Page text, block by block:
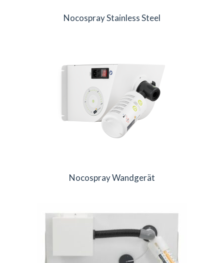
Nocospray Stainless Steel
Nocospray Wandgerät